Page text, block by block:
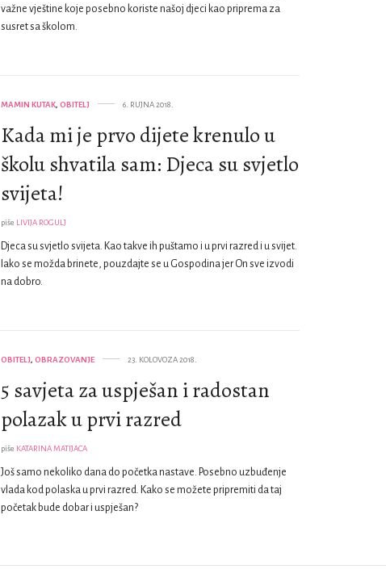
važne vještine koje posebno koriste našoj djeci kao priprema za
susret sa školom.
MAMIN KUTAK, OBITELJ 6. RUJNA 2018.
Kada mi je prvo dijete krenulo u
školu shvatila sam: Djeca su svjetlo
svijeta!
piše LIVIJA ROGULJ
Djeca su svjetlo svijeta. Kao takve ih puštamo i u prvi razred i u svijet.
Iako se možda brinete, pouzdajte se u Gospodina jer On sve izvodi
na dobro.
OBITELJ, OBRAZOVANJE 23. KOLOVOZA 2018.
5 savjeta za uspješan i radostan
polazak u prvi razred
piše KATARINA MATIJACA
Još samo nekoliko dana do početka nastave. Posebno uzbuđenje
vlada kod polaska u prvi razred. Kako se možete pripremiti da taj
početak bude dobar i uspješan?